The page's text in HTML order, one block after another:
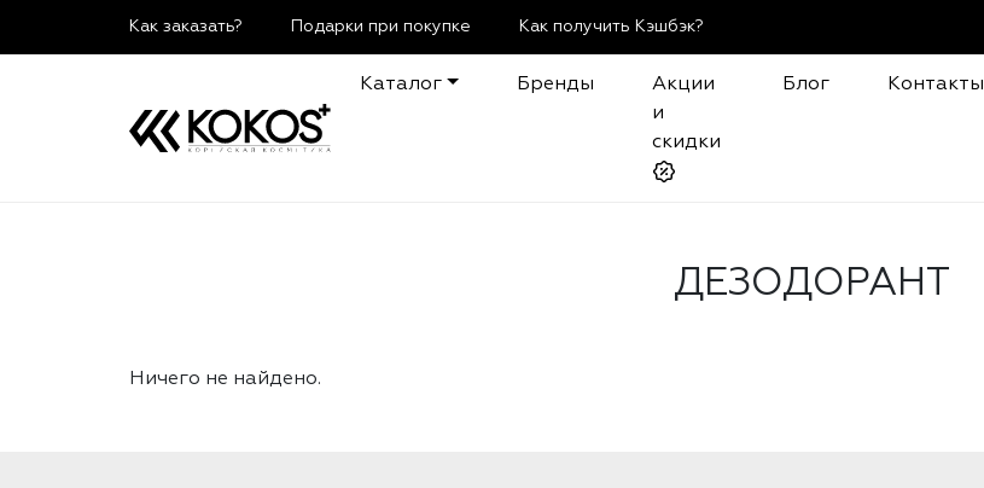
Как заказать? Подарки при покупке Как получить Кэшбэк?
Каталог Бренды
Акции
и
скидки
Блог Контакты
ДЕЗОДОРАНТ
Ничего не найдено.